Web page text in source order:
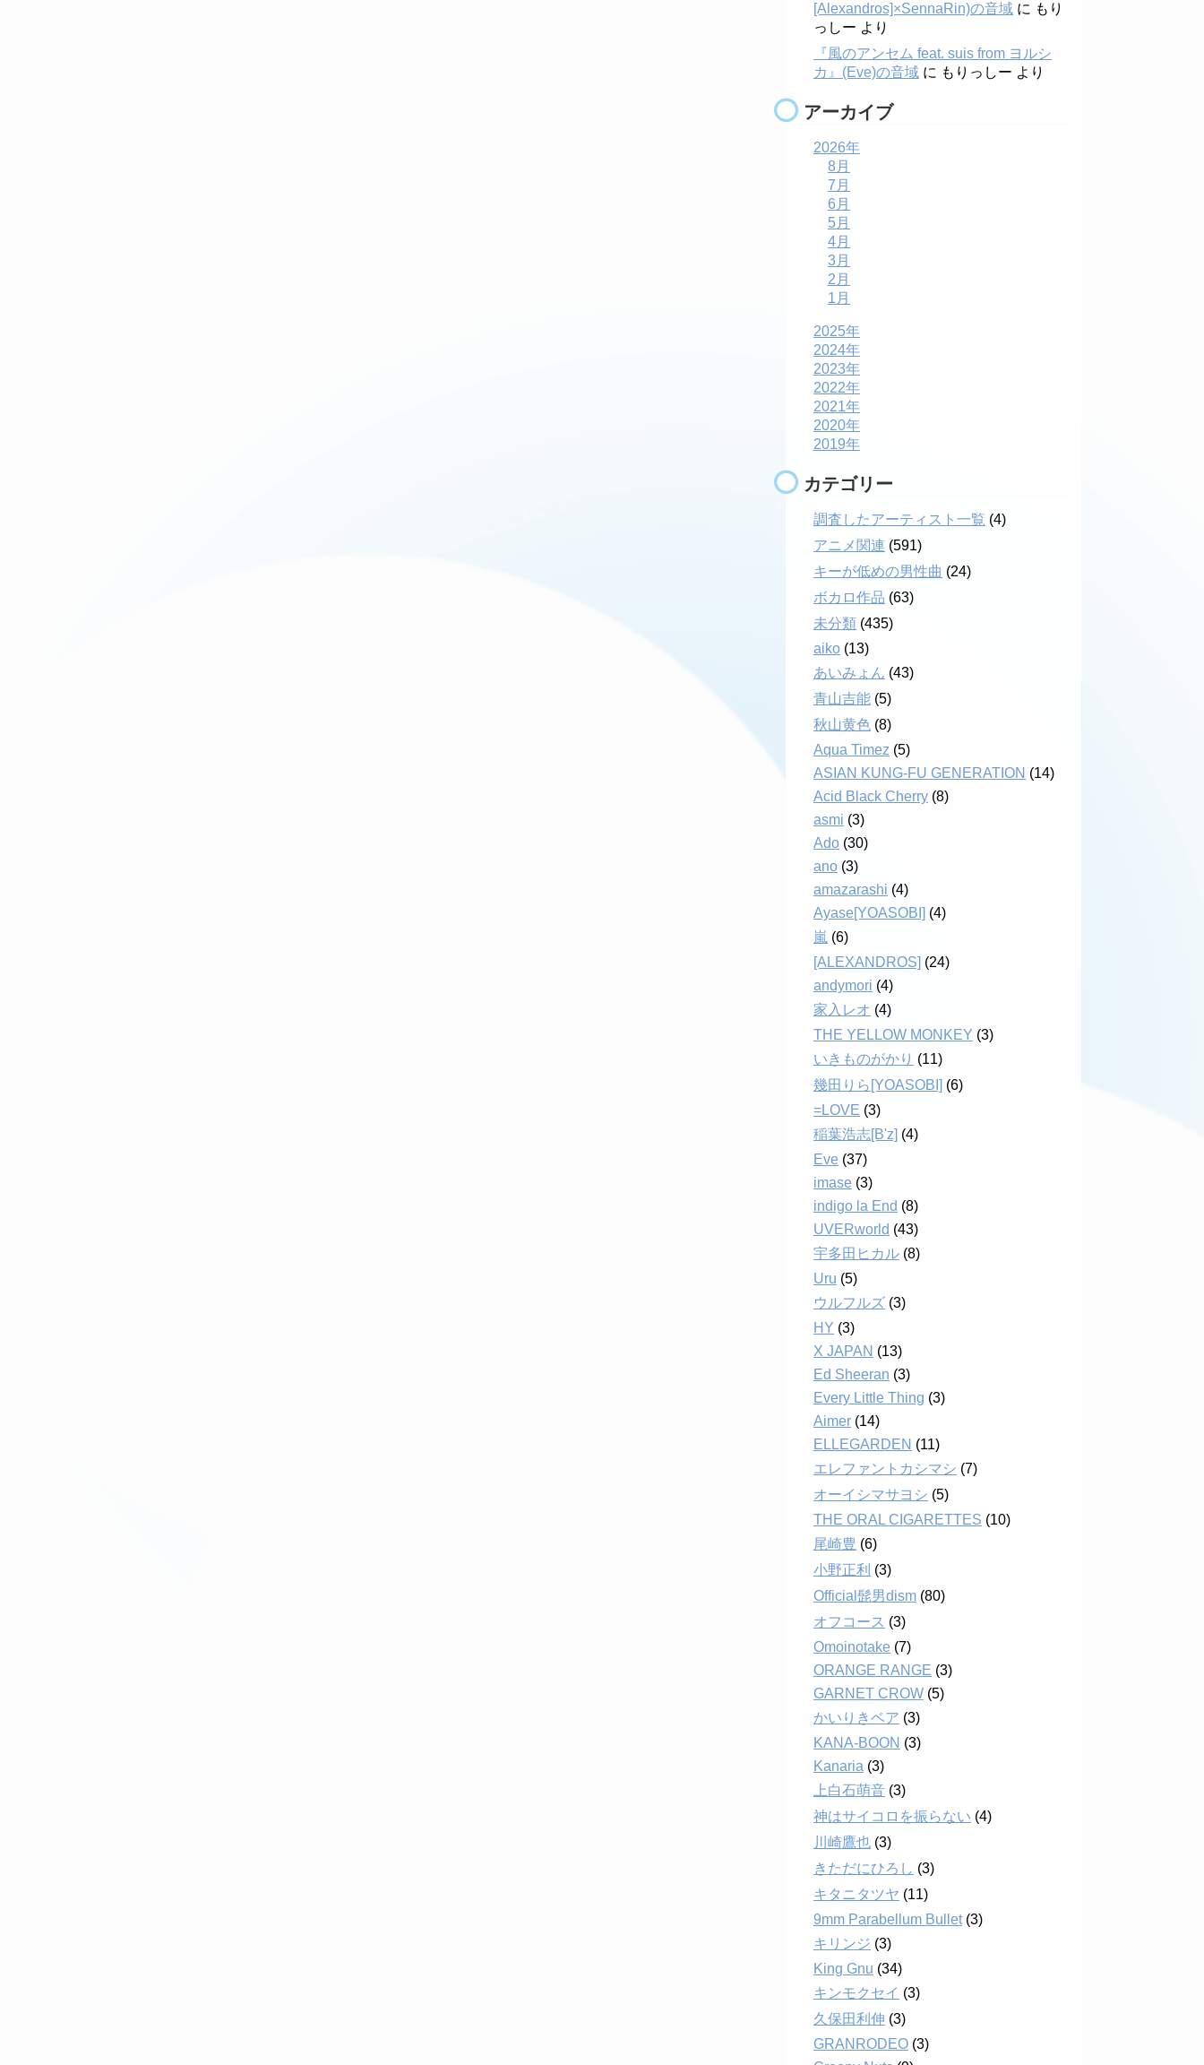
[Alexandros]×SennaRin)の音域 に もり
っしー より
『風のアンセム feat. suis from ヨルシ
カ』(Eve)の音域 に もりっしー より
アーカイブ
2026年
8月
7月
6月
5月
4月
3月
2月
1月
2025年
2024年
2023年
2022年
2021年
2020年
2019年
カテゴリー
調査したアーティスト一覧 (4)
アニメ関連 (591)
キーが低めの男性曲 (24)
ボカロ作品 (63)
未分類 (435)
aiko (13)
あいみょん (43)
青山吉能 (5)
秋山黄色 (8)
Aqua Timez (5)
ASIAN KUNG-FU GENERATION (14)
Acid Black Cherry (8)
asmi (3)
Ado (30)
ano (3)
amazarashi (4)
Ayase[YOASOBI] (4)
嵐 (6)
[ALEXANDROS] (24)
andymori (4)
家入レオ (4)
THE YELLOW MONKEY (3)
いきものがかり (11)
幾田りら[YOASOBI] (6)
=LOVE (3)
稲葉浩志[B'z] (4)
Eve (37)
imase (3)
indigo la End (8)
UVERworld (43)
宇多田ヒカル (8)
Uru (5)
ウルフルズ (3)
HY (3)
X JAPAN (13)
Ed Sheeran (3)
Every Little Thing (3)
Aimer (14)
ELLEGARDEN (11)
エレファントカシマシ (7)
オーイシマサヨシ (5)
THE ORAL CIGARETTES (10)
尾崎豊 (6)
小野正利 (3)
Official髭男dism (80)
オフコース (3)
Omoinotake (7)
ORANGE RANGE (3)
GARNET CROW (5)
かいりきベア (3)
KANA-BOON (3)
Kanaria (3)
上白石萌音 (3)
神はサイコロを振らない (4)
川崎鷹也 (3)
きただにひろし (3)
キタニタツヤ (11)
9mm Parabellum Bullet(3)
キリンジ (3)
King Gnu (34)
キンモクセイ (3)
久保田利伸 (3)
GRANRODEO (3)